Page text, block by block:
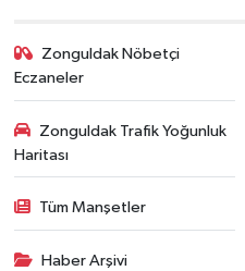
Zonguldak Nöbetçi
Eczaneler
Zonguldak Trafik Yoğunluk
Haritası
Tüm Manşetler
Haber Arşivi